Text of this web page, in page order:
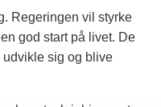
Regeringen vil styrke
god start på livet. De
udvikle sig og blive